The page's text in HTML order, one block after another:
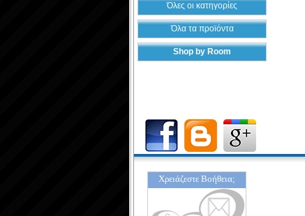
Όλες οι κατηγορίες
Όλα τα προϊόντα
Shop by Room
Χρειάζεστε Βοήθεια;